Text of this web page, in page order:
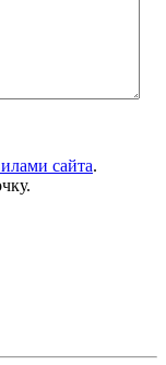
сайта.